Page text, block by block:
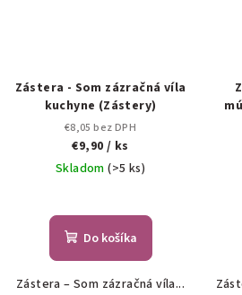
Zástera - Som zázračná víla
kuchyne (Zástery)
€8,05 bez DPH
€9,90 / ks
Skladom(>5 ks)
Do košíka
Zástera – Som zázračná víla...